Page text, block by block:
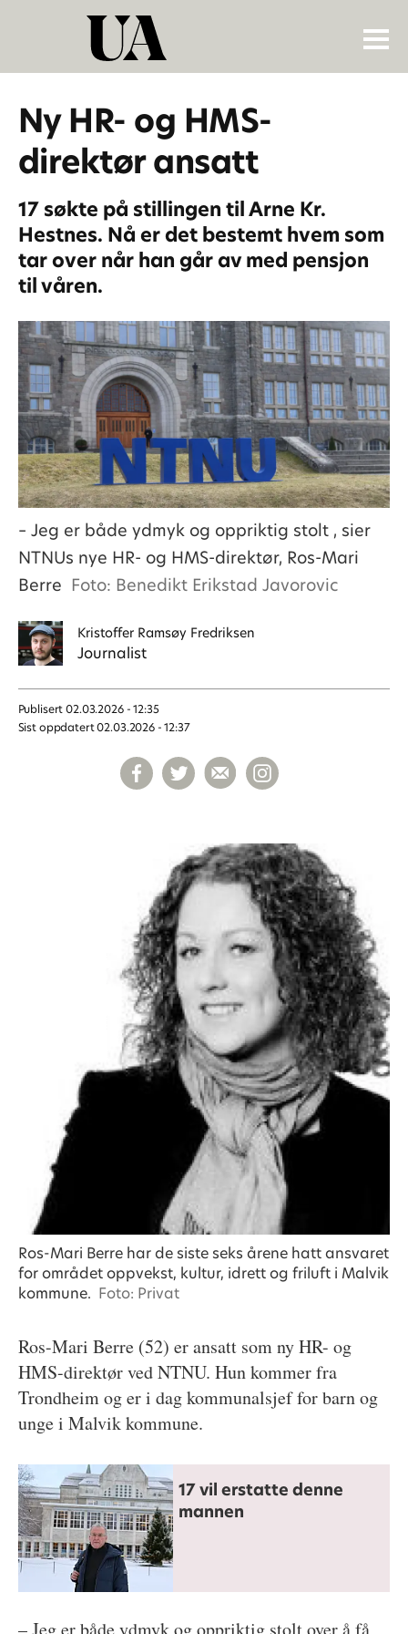
Ny HR- og HMS-
direktør ansatt
17 søkte på stillingen til Arne Kr.
Hestnes. Nå er det bestemt hvem som
tar over når han går av med pensjon
til våren.
– Jeg er både ydmyk og oppriktig stolt , sier
NTNUs nye HR- og HMS-direktør, Ros-Mari
Berre Foto: Benedikt Erikstad Javorovic
Kristoffer Ramsøy Fredriksen
Journalist
Publisert
02.03.2026 - 12:35
Sist oppdatert
02.03.2026 - 12:37
Ros-Mari Berre har de siste seks årene hatt ansvaret
for området oppvekst, kultur, idrett og friluft i Malvik
kommune. Foto: Privat
Ros-Mari Berre (52) er ansatt som ny HR- og
HMS-direktør ved NTNU. Hun kommer fra
Trondheim og er i dag kommunalsjef for barn og
unge i Malvik kommune.
17 vil erstatte denne
mannen